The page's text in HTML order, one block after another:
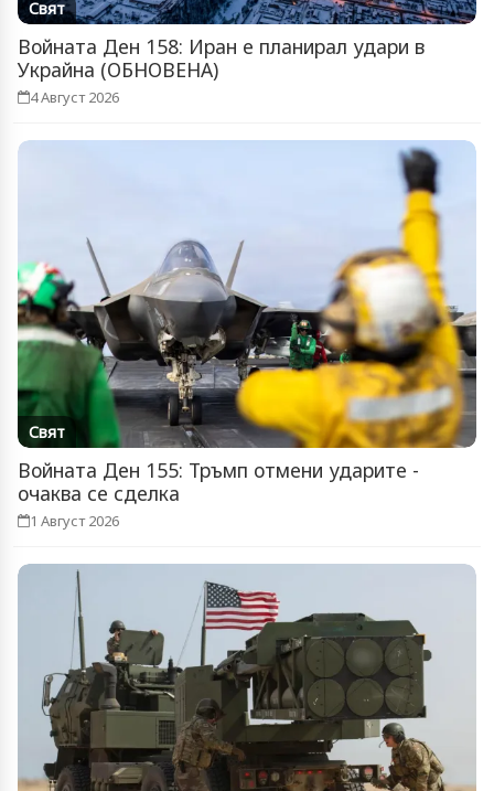
Свят
Войната Ден 158: Иран е планирал удари в
Украйна (ОБНОВЕНА)
4 Август 2026
Свят
Войната Ден 155: Тръмп отмени ударите -
очаква се сделка
1 Август 2026